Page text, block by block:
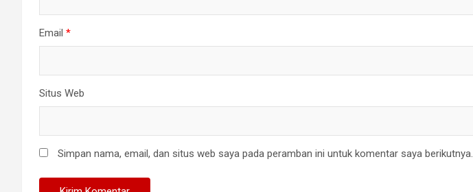
Email *
Situs Web
Simpan nama, email, dan situs web saya pada peramban ini untuk komentar saya berikutnya.